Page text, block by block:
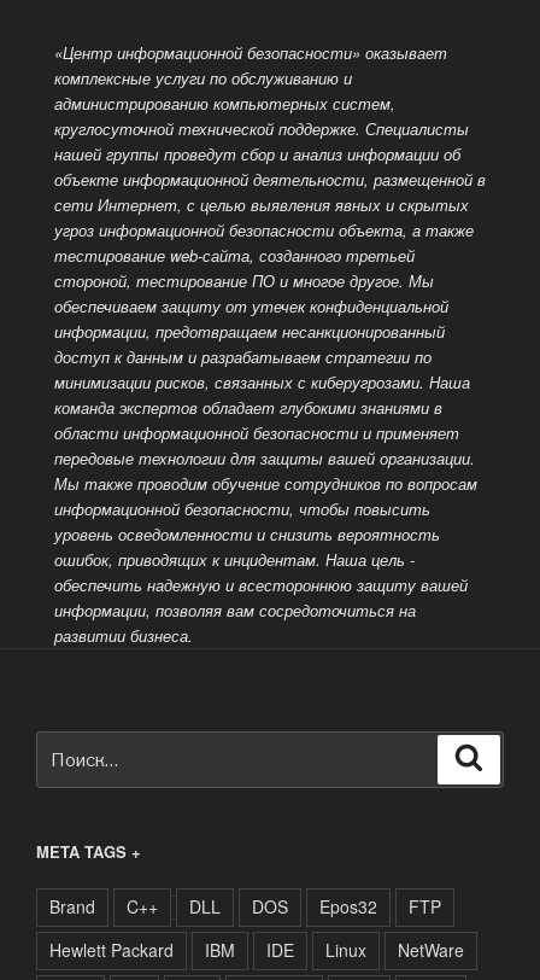
«Центр информационной безопасности» оказывает
комплексные услуги по обслуживанию и
администрированию компьютерных систем,
круглосуточной технической поддержке. Специалисты
нашей группы проведут сбор и анализ информации об
объекте информационной деятельности, размещенной в
сети Интернет, с целью выявления явных и скрытых
угроз информационной безопасности объекта, а также
тестирование web-сайта, созданного третьей
стороной, тестирование ПО и многое другое. Мы
обеспечиваем защиту от утечек конфиденциальной
информации, предотвращаем несанкционированный
доступ к данным и разрабатываем стратегии по
минимизации рисков, связанных с киберугрозами. Наша
команда экспертов обладает глубокими знаниями в
области информационной безопасности и применяет
передовые технологии для защиты вашей организации.
Мы также проводим обучение сотрудников по вопросам
информационной безопасности, чтобы повысить
уровень осведомленности и снизить вероятность
ошибок, приводящих к инцидентам. Наша цель -
обеспечить надежную и всестороннюю защиту вашей
информации, позволяя вам сосредоточиться на
развитии бизнеса.
META TAGS +
Brand C++ DLL DOS Epos32
FTP
Hewlett Packard
IBM IDE Linux
NetWare